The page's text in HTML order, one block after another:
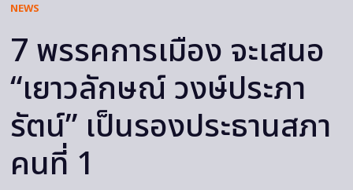
NEWS
7 พรรคการเมือง จะเสนอ
“เยาวลักษณ์ วงษ์ประภา
รัตน์” เป็นรองประธานสภา
คนที่ 1